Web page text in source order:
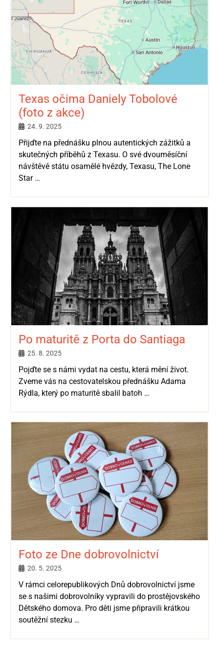
Texas očima Daniely Tobolové
(foto z akce)
24. 9. 2025
Přijďte na přednášku plnou autentických zážitků a
skutečných příběhů z Texasu. O své dvouměsíční
návštěvě státu osamělé hvězdy, Texasu, The Lone
Star …
Po maturitě z Porta do Santiaga
25. 8. 2025
Pojďte se s námi vydat na cestu, která mění život.
Zveme vás na cestovatelskou přednášku Adama
Rýdla, který po maturitě sbalil batoh …
Foto ze Dne dobrovolnictví
20. 5. 2025
V rámci celorepublikových Dnů dobrovolnictví jsme
se s našimi dobrovolníky vypravili do prostějovského
Dětského domova. Pro děti jsme připravili krátkou
soutěžní stezku …